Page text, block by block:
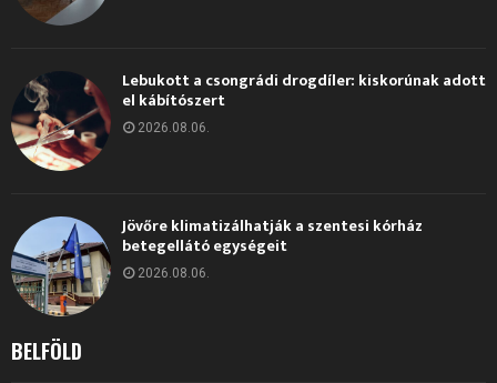
Lebukott a csongrádi drogdíler: kiskorúnak adott
el kábítószert
2026.08.06.
Jövőre klimatizálhatják a szentesi kórház
betegellátó egységeit
2026.08.06.
BELFÖLD